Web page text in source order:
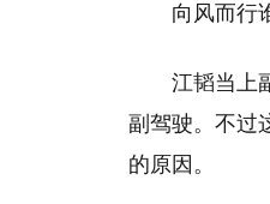
向风而行
江韬当上
副驾驶。不过
的原因。